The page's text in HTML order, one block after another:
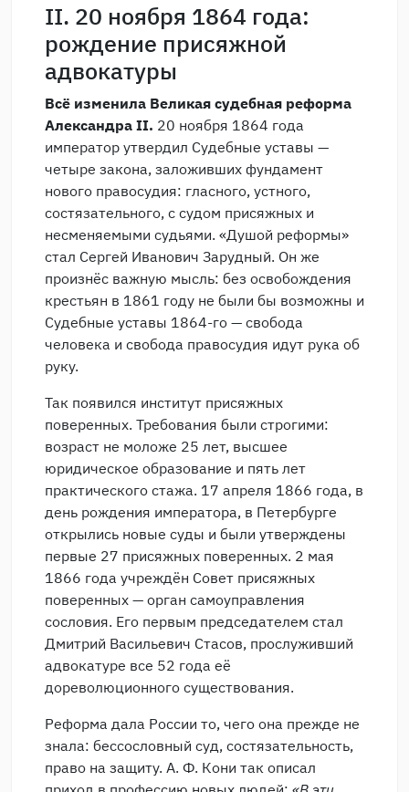
II. 20 ноября 1864 года:
рождение присяжной
адвокатуры
Всё изменила Великая судебная реформа
Александра II. 20 ноября 1864 года
император утвердил Судебные уставы —
четыре закона, заложивших фундамент
нового правосудия: гласного, устного,
состязательного, с судом присяжных и
несменяемыми судьями. «Душой реформы»
стал Сергей Иванович Зарудный. Он же
произнёс важную мысль: без освобождения
крестьян в 1861 году не были бы возможны и
Судебные уставы 1864-го — свобода
человека и свобода правосудия идут рука об
руку.
Так появился институт присяжных
поверенных. Требования были строгими:
возраст не моложе 25 лет, высшее
юридическое образование и пять лет
практического стажа. 17 апреля 1866 года, в
день рождения императора, в Петербурге
открылись новые суды и были утверждены
первые 27 присяжных поверенных. 2 мая
1866 года учреждён Совет присяжных
поверенных — орган самоуправления
сословия. Его первым председателем стал
Дмитрий Васильевич Стасов, прослуживший
адвокатуре все 52 года её
дореволюционного существования.
Реформа дала России то, чего она прежде не
знала: бессословный суд, состязательность,
право на защиту. А. Ф. Кони так описал